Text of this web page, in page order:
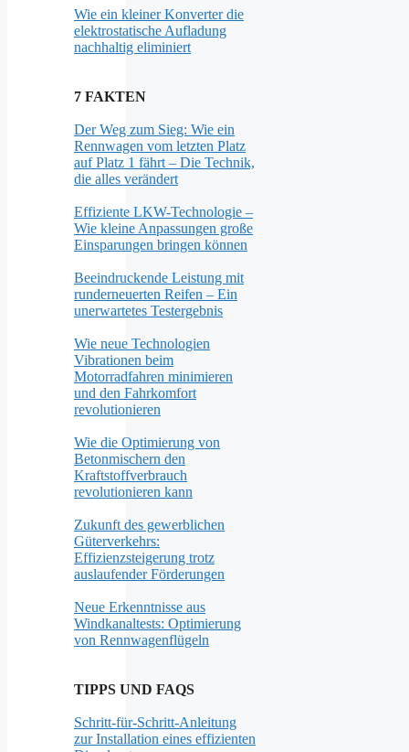
Wie ein kleiner Konverter die
elektrostatische Aufladung
nachhaltig eliminiert
7 FAKTEN
Der Weg zum Sieg: Wie ein
Rennwagen vom letzten Platz
auf Platz 1 fährt – Die Technik,
die alles verändert
Effiziente LKW-Technologie –
Wie kleine Anpassungen große
Einsparungen bringen können
Beeindruckende Leistung mit
runderneuerten Reifen – Ein
unerwartetes Testergebnis
Wie neue Technologien
Vibrationen beim
Motorradfahren minimieren
und den Fahrkomfort
revolutionieren
Wie die Optimierung von
Betonmischern den
Kraftstoffverbrauch
revolutionieren kann
Zukunft des gewerblichen
Güterverkehrs:
Effizienzsteigerung trotz
auslaufender Förderungen
Neue Erkenntnisse aus
Windkanaltests: Optimierung
von Rennwagenflügeln
TIPPS UND FAQS
Schritt-für-Schritt-Anleitung
zur Installation eines effizienten